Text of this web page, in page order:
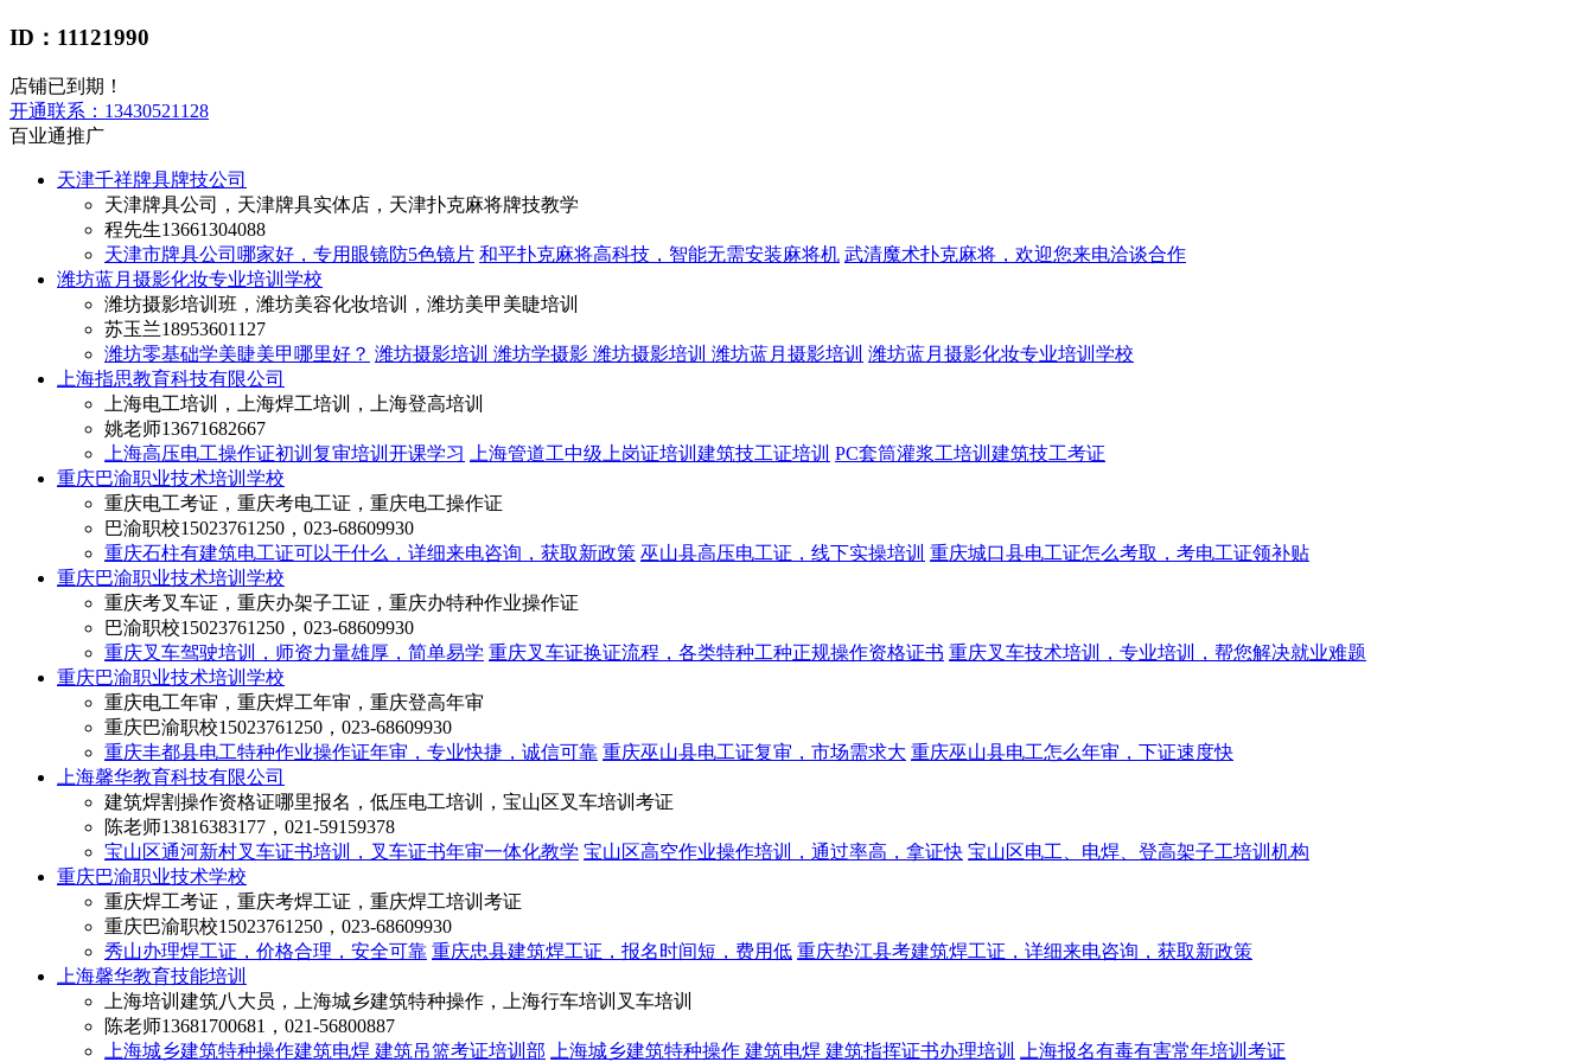
ID：11121990
店铺已到期！
开通联系： 13430521128
百业通推广
天津千祥牌具牌技公司
天津牌具公司，天津牌具实体店，天津扑克麻将牌技教学
程先生13661304088
天津市牌具公司哪家好，专用眼镜防5色镜片 和平扑克麻将高科技，智能无需安装麻将机 武清魔术扑克麻将，欢迎您来电洽谈合作
潍坊蓝月摄影化妆专业培训学校
潍坊摄影培训班，潍坊美容化妆培训，潍坊美甲美睫培训
苏玉兰18953601127
潍坊零基础学美睫美甲哪里好？ 潍坊摄影培训 潍坊学摄影 潍坊摄影培训 潍坊蓝月摄影培训 潍坊蓝月摄影化妆专业培训学校
上海指思教育科技有限公司
上海电工培训，上海焊工培训，上海登高培训
姚老师13671682667
上海高压电工操作证初训复审培训开课学习 上海管道工中级上岗证培训建筑技工证培训 PC套筒灌浆工培训建筑技工考证
重庆巴渝职业技术培训学校
重庆电工考证，重庆考电工证，重庆电工操作证
巴渝职校15023761250，023-68609930
重庆石柱有建筑电工证可以干什么，详细来电咨询，获取新政策 巫山县高压电工证，线下实操培训 重庆城口县电工证怎么考取，考电工证领补贴
重庆巴渝职业技术培训学校
重庆考叉车证，重庆办架子工证，重庆办特种作业操作证
巴渝职校15023761250，023-68609930
重庆叉车驾驶培训，师资力量雄厚，简单易学 重庆叉车证换证流程，各类特种工种正规操作资格证书 重庆叉车技术培训，专业培训，帮您解决就业难题
重庆巴渝职业技术培训学校
重庆电工年审，重庆焊工年审，重庆登高年审
重庆巴渝职校15023761250，023-68609930
重庆丰都县电工特种作业操作证年审，专业快捷，诚信可靠 重庆巫山县电工证复审，市场需求大 重庆巫山县电工怎么年审，下证速度快
上海馨华教育科技有限公司
建筑焊割操作资格证哪里报名，低压电工培训，宝山区叉车培训考证
陈老师13816383177，021-59159378
宝山区通河新村叉车证书培训，叉车证书年审一体化教学 宝山区高空作业操作培训，通过率高，拿证快 宝山区电工、电焊、登高架子工培训机构
重庆巴渝职业技术学校
重庆焊工考证，重庆考焊工证，重庆焊工培训考证
重庆巴渝职校15023761250，023-68609930
秀山办理焊工证，价格合理，安全可靠 重庆忠县建筑焊工证，报名时间短，费用低 重庆垫江县考建筑焊工证，详细来电咨询，获取新政策
上海馨华教育技能培训
上海培训建筑八大员，上海城乡建筑特种操作，上海行车培训叉车培训
陈老师13681700681，021-56800887
上海城乡建筑特种操作建筑电焊 建筑吊篮考证培训部 上海城乡建筑特种操作 建筑电焊 建筑指挥证书办理培训 上海报名有毒有害常年培训考证